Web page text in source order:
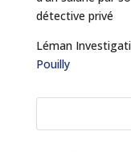
détective privé
Léman
Pouilly